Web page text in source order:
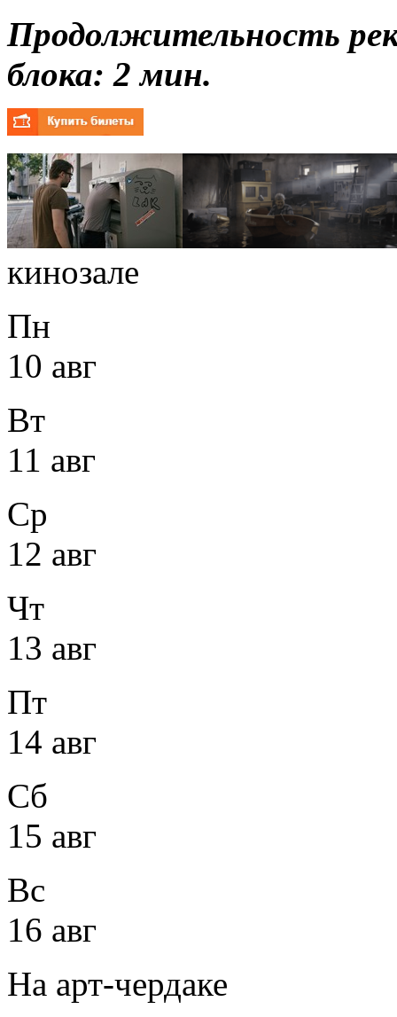
Продолжительность
блока: 2 мин.
кинозале
Пн
10 авг
Вт
11 авг
Ср
12 авг
Чт
13 авг
Пт
14 авг
Сб
15 авг
Вс
16 авг
На арт-чердаке